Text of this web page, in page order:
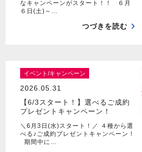
なキャンペーンがスタート！！ ６月
６日(土)～…
つづきを読む
イベント/キャンペーン
2026.05.31
【6/3スタート！】選べるご成約
プレゼントキャンペーン！
＼6月3日(水)スタート！／ ４種から選
べる♪ご成約プレゼントキャンペーン！
期間中に…